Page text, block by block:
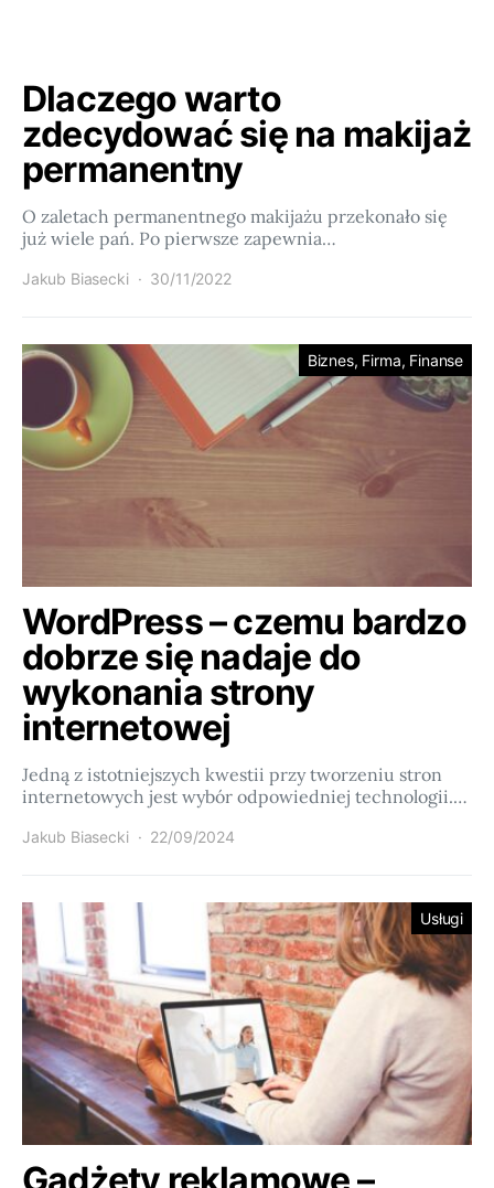
Dlaczego warto
zdecydować się na makijaż
permanentny
O zaletach permanentnego makijażu przekonało się
już wiele pań. Po pierwsze zapewnia…
Jakub Biasecki 30/11/2022
Biznes, Firma, Finanse
WordPress – czemu bardzo
dobrze się nadaje do
wykonania strony
internetowej
Jedną z istotniejszych kwestii przy tworzeniu stron
internetowych jest wybór odpowiedniej technologii.…
Jakub Biasecki 22/09/2024
Usługi